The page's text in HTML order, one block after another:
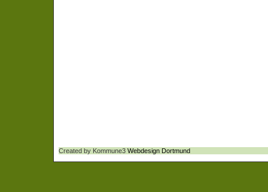
Created by Kommune3 Webdesign Dortmund